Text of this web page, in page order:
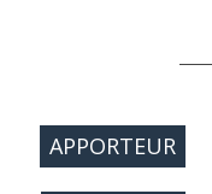
APPORTEUR